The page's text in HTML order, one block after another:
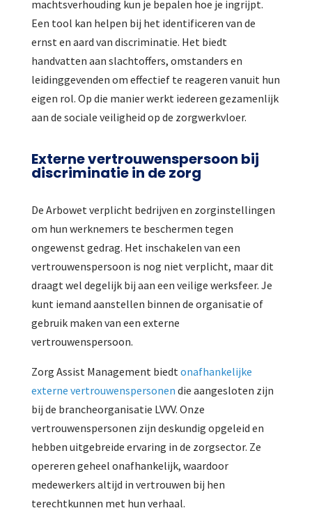
machtsverhouding kun je bepalen hoe je ingrijpt.
Een tool kan helpen bij het identificeren van de
ernst en aard van discriminatie. Het biedt
handvatten aan slachtoffers, omstanders en
leidinggevenden om effectief te reageren vanuit hun
eigen rol. Op die manier werkt iedereen gezamenlijk
aan de sociale veiligheid op de zorgwerkvloer.
Externe vertrouwenspersoon bij
discriminatie in de zorg
De Arbowet verplicht bedrijven en zorginstellingen
om hun werknemers te beschermen tegen
ongewenst gedrag. Het inschakelen van een
vertrouwenspersoon is nog niet verplicht, maar dit
draagt wel degelijk bij aan een veilige werksfeer. Je
kunt iemand aanstellen binnen de organisatie of
gebruik maken van een externe
vertrouwenspersoon.
Zorg Assist Management biedtonafhankelijke
externe vertrouwenspersonen die aangesloten zijn
bij de brancheorganisatie LVVV. Onze
vertrouwenspersonen zijn deskundig opgeleid en
hebben uitgebreide ervaring in de zorgsector. Ze
opereren geheel onafhankelijk, waardoor
medewerkers altijd in vertrouwen bij hen
terechtkunnen met hun verhaal.